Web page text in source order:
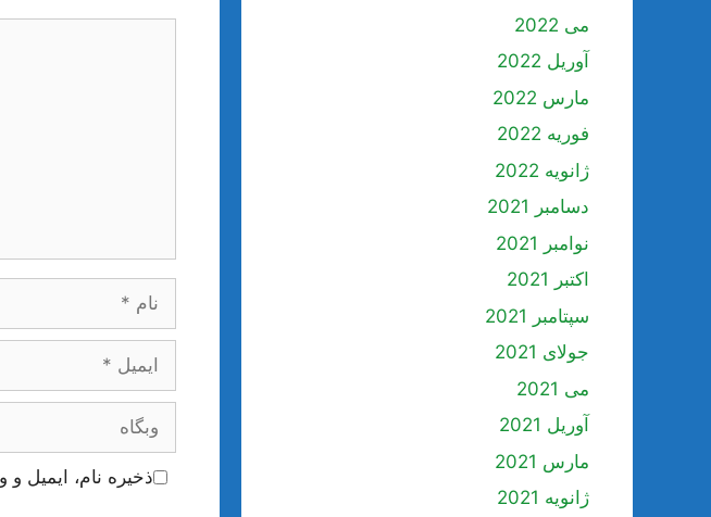
وبگاه
ذخیره نام، ایمیل
می 2022
آوریل 2022
مارس 2022
فوریه 2022
ژانویه 2022
دسامبر 2021
نوامبر 2021
اکتبر 2021
سپتامبر 2021
جولای 2021
می 2021
آوریل 2021
مارس 2021
ژانویه 2021